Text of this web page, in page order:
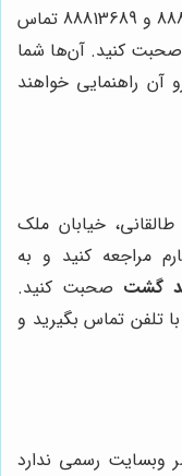
می‌توانید با شماره تلفن‌های 88815169 و 88813689 تماس
صحبت کنید. آن‌ها شما
آن راهنمایی خواهند
خیابان ملک
14، طبقه چهارم مراجعه کنید و به
گشت صحبت کنید.
تلفن تماس بگیرید و
وبسایت رسمی ندارد